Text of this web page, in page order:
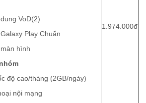
VoD(2)
Play Chuẩn
hình
độ cao/tháng (2GB/ngày)
nội mạng
1.974.000đ